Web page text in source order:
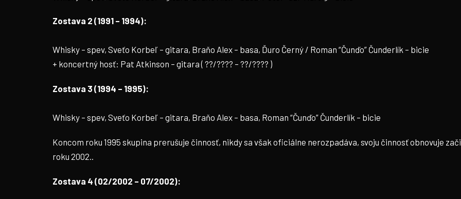
Zostava 2 (1991 – 1994):
Whisky – spev, Sveťo Korbeľ – gitara, Braňo Alex – basa, Ďuro Černý / Roman “Čunďo” Čunderlík – bicie
+ koncertný hosť: Pat Atkinson – gitara ( ??/???? – ??/???? )
Zostava 3 (1994 – 1995):
Whisky – spev, Sveťo Korbeľ – gitara, Braňo Alex – basa, Roman “Čunďo” Čunderlík – bicie
Koncom roku 1995 skupina prerušuje činnosť, nikdy sa však oficiálne nerozpadáva, svoju činnosť obnovuje
roku 2002..
Zostava 4 (02/2002 – 07/2002):